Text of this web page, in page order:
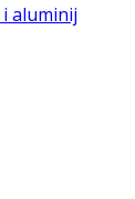
aluminij